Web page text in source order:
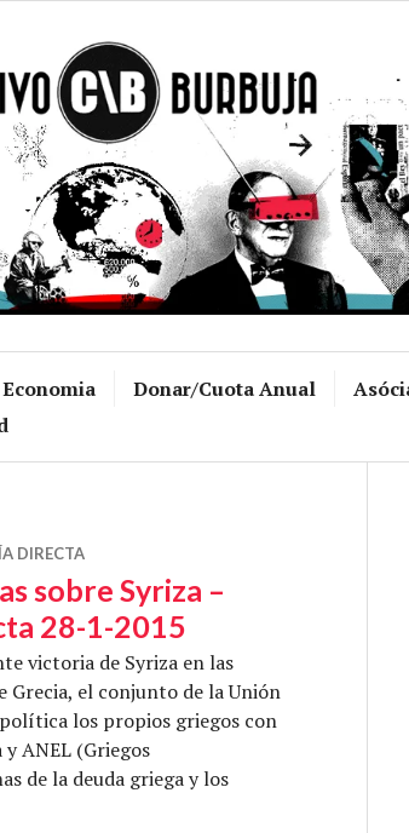
Donar/Cuota Anual
DIRECTA
sobre Syriza –
28-1-2015
victoria de Syriza en las
Grecia, el conjunto de la Unión
los propios griegos con
ANEL (Griegos
de la deuda griega y los
miradas sobre Syriza – Economía Directa